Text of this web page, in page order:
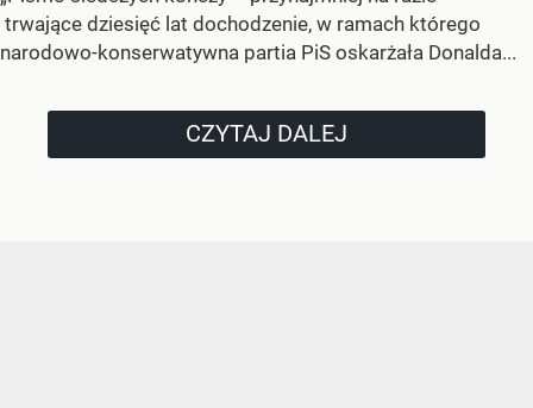
trwające dziesięć lat dochodzenie, w ramach którego
narodowo-konserwatywna partia PiS oskarżała Donalda...
CZYTAJ DALEJ